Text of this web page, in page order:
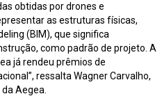
obtidas por drones e
as estruturas físicas,
(BIM), que significa
como padrão de projeto. A
já rendeu prêmios de
ressalta Wagner Carvalho,
Aegea.